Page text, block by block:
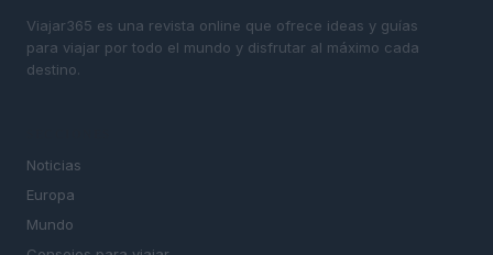
Viajar365 es una revista online que ofrece ideas y guías
para viajar por todo el mundo y disfrutar al máximo cada
destino.
Noticias
Europa
Mundo